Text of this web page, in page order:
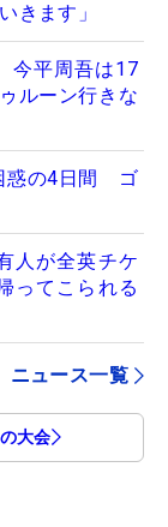
きます」
今平周吾は17
ルーン行きな
惑の4日間 ゴ
人が全英チケ
ってこられる
ニュース一覧
大会